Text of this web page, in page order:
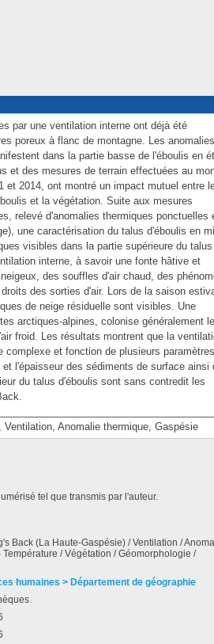
par une ventilation interne ont déjà été
poreux à flanc de montagne. Les anomalies
dans la partie basse de l'éboulis en
et des mesures de terrain effectuées au
et 2014, ont montré un impact mutuel entre
et la végétation. Suite aux mesures
relevé d'anomalies thermiques ponctuelles
une caractérisation du talus d'éboulis en
visibles dans la partie supérieure du talus
interne, à savoir une fonte hâtive et
des souffles d'air chaud, des
des sorties d'air. Lors de la saison
de neige résiduelle sont visibles. Une
arctiques-alpines, colonise généralement
froid. Les résultats montrent que la
complexe et fonction de plusieurs paramètres
l'épaisseur des sédiments de surface ainsi
du talus d'éboulis sont sans contredit les
Ventilation, Anomalie thermique, Gaspésie
tel que transmis par l'auteur.
Back (La Haute-Gaspésie) / Ventilation /
/ Végétation / Géomorphologie /
humaines > Département de géographie